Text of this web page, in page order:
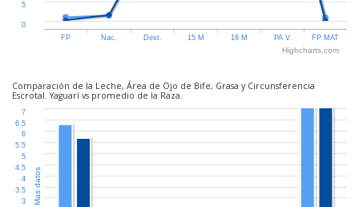
FP Nac. Dest. 15 M 18 M PA V FP MAT
0
5
Highcharts.com
Comparación de la Leche, Área de Ojo de Bife, Grasa y Circunsferencia
Escrotal. Yaguarí vs promedio de la Raza.
3
3.5
4
4.5
5
5.5
6
6.5
7
Mas datos